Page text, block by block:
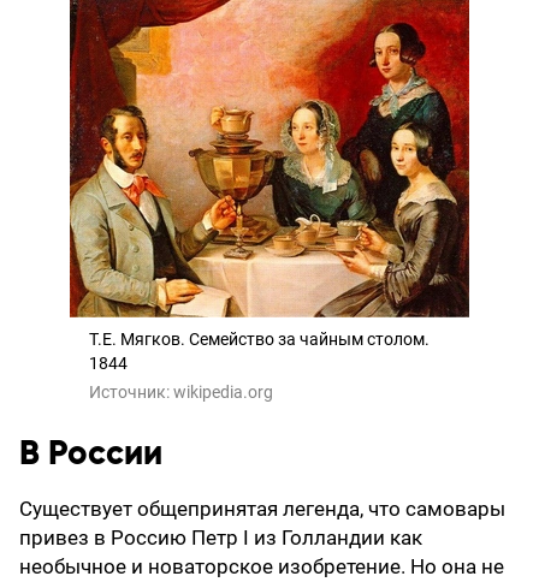
Т.Е. Мягков. Семейство за чайным столом.
1844
Источник:wikipedia.org
В России
Существует общепринятая легенда, что самовары
привез в Россию Петр I из Голландии как
необычное и новаторское изобретение. Но она не